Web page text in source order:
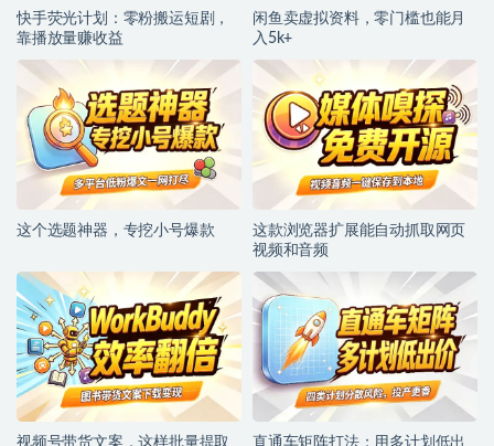
快手荧光计划：零粉搬运短剧，
靠播放量赚收益
闲鱼卖虚拟资料，零门槛也能月
入5k+
这个选题神器，专挖小号爆款
这款浏览器扩展能自动抓取网页
视频和音频
视频号带货文案，这样批量提取 直通车矩阵打法：用多计划低出